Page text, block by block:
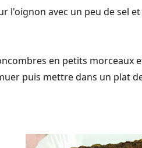
l'oignon avec un peu de sel
en petits morceaux
puis mettre dans un plat